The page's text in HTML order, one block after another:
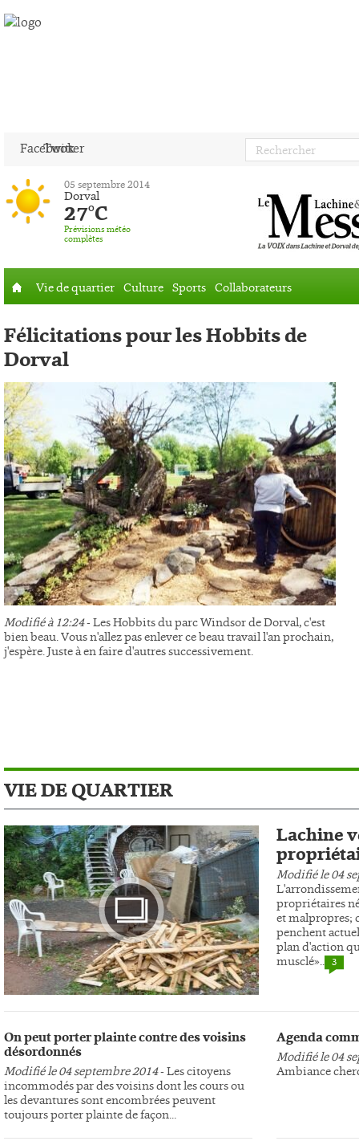
Facebook
Twitter
05 septembre 2014
Dorval
27°C
Prévisions météo
complètes
Vie de quartier Culture Sports Collaborateurs
Félicitations pour les Hobbits de
Dorval
Modifié à 12:24- Les Hobbits du parc Windsor de Dorval, c'est
bien beau. Vous n'allez pas enlever ce beau travail l'an prochain,
j'espère. Juste à en faire d'autres successivement.
VIE DE QUARTIER
Lachine
Modifié le 04
propriétaires
et malpropres;
penchent
plan d'action
musclé».. 3
Photo
On peut porter plainte contre des voisins
désordonnés
Modifié le 04 septembre 2014- Les citoyens
incommodés par des voisins dont les cours ou
les devantures sont encombrées peuvent
toujours porter plainte de façon...
Agenda
Modifié le 04
Ambiance